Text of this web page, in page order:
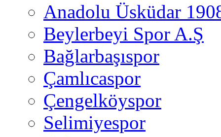
Anadolu Üsküdar
Beylerbeyi Spor A.Ş
Bağlarbaşıspor
Çamlıcaspor
Çengelköyspor
Selimiyespor